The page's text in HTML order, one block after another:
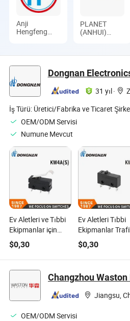
Anji
Hengfeng
Ltd.
PLANET
(ANHUI)
Dongnan
31 yıl·
İş Türü: Üretici/Fabrika ve Ticaret
OEM/ODM Servisi
Numune Mevcut
Ev Aletleri ve Tıbbi
Ekipmanlar için
Kw4a (S) Mikro
Anahtarın
Özelleştirilmesi
$0,30
Ev Aletleri Tıbbi
Ekipmanlar
Araçları Mikro
Anahtar
$0,30
Jiangsu,
OEM/ODM Servisi